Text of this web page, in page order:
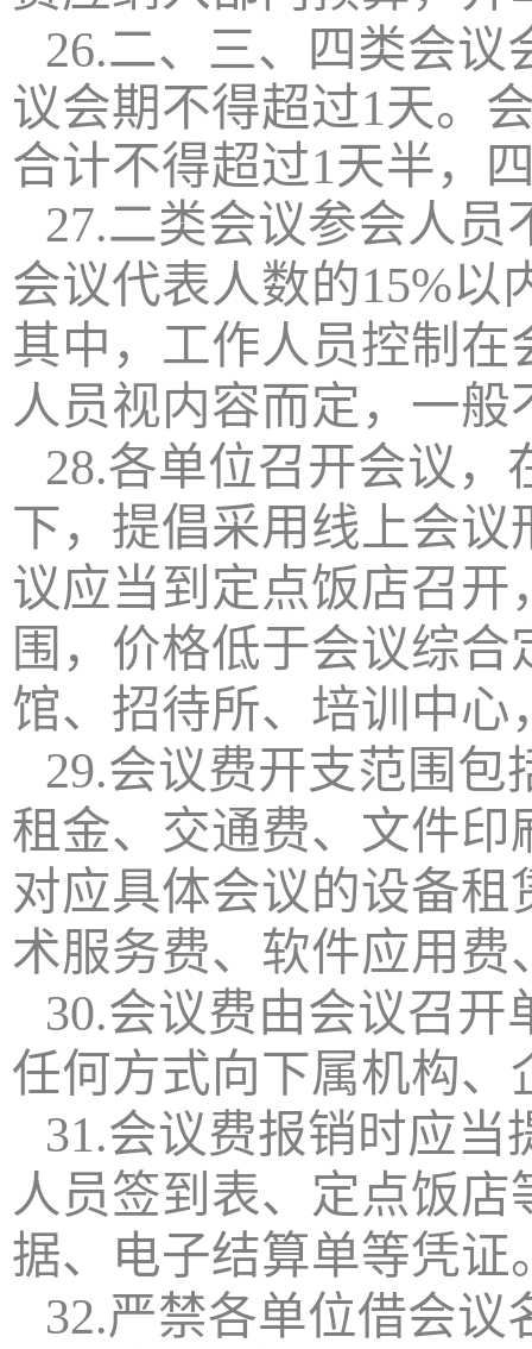
26.二、三、四类会
议会期不得超过1天。
合计不得超过1天半，
27.二类会议参会人员
会议代表人数的15%以
其中，工作人员控制在
人员视内容而定，一般
28.各单位召开会议
下，提倡采用线上会
议应当到定点饭店召
围，价格低于会议综
馆、招待所、培训中
29.会议费开支范围
租金、交通费、文件
对应具体会议的设备
术服务费、软件应用
30.会议费由会议召
任何方式向下属机构
31.会议费报销时应
人员签到表、定点饭
据、电子结算单等凭证
32.严禁各单位借会